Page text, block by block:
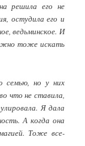
решила его не
остудила его и
ведьминское. И
тоже искать
семью, но у них
что не ставила,
Я дала
А когда она
Тоже все-